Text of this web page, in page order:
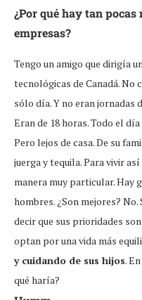
¿Por qué hay tan
empresas?
Tengo un amigo que dirigía
tecnológicas de Canadá. No
sólo día. Y no eran jornadas
Eran de 18 horas. Todo el
Pero lejos de casa. De su
juerga y tequila. Para vivir
manera muy particular. Hay
hombres. ¿Son mejores?
decir que sus prioridades
optan por una vida más
y cuidando de sus hijos.
qué haría?